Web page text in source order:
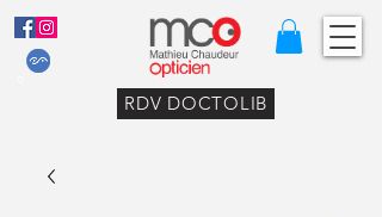
RDV DOCTOLIB